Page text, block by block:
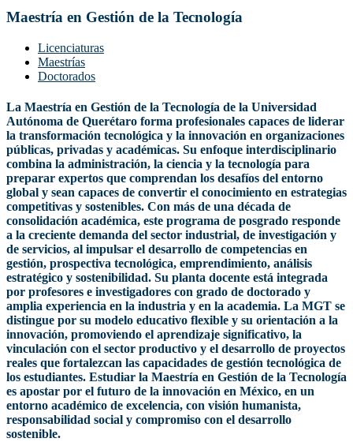
Maestría en Gestión de la Tecnología
Licenciaturas
Maestrías
Doctorados
La Maestría en Gestión de la Tecnología de la Universidad
Autónoma de Querétaro forma profesionales capaces de liderar
la transformación tecnológica y la innovación en organizaciones
públicas, privadas y académicas. Su enfoque interdisciplinario
combina la administración, la ciencia y la tecnología para
preparar expertos que comprendan los desafíos del entorno
global y sean capaces de convertir el conocimiento en estrategias
competitivas y sostenibles. Con más de una década de
consolidación académica, este programa de posgrado responde
a la creciente demanda del sector industrial, de investigación y
de servicios, al impulsar el desarrollo de competencias en
gestión, prospectiva tecnológica, emprendimiento, análisis
estratégico y sostenibilidad. Su planta docente está integrada
por profesores e investigadores con grado de doctorado y
amplia experiencia en la industria y en la academia. La MGT se
distingue por su modelo educativo flexible y su orientación a la
innovación, promoviendo el aprendizaje significativo, la
vinculación con el sector productivo y el desarrollo de proyectos
reales que fortalezcan las capacidades de gestión tecnológica de
los estudiantes. Estudiar la Maestría en Gestión de la Tecnología
es apostar por el futuro de la innovación en México, en un
entorno académico de excelencia, con visión humanista,
responsabilidad social y compromiso con el desarrollo
sostenible.